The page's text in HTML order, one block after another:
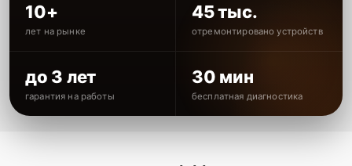
10+
лет на рынке
45 тыс.
отремонтировано устройств
до 3 лет
гарантия на работы
30 мин
бесплатная диагностика